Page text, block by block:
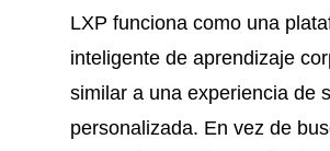
LXP funciona como una
inteligente de aprendizaje
similar a una experiencia de
personalizada. En vez de